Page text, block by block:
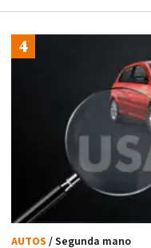
AUTOS / Segunda mano